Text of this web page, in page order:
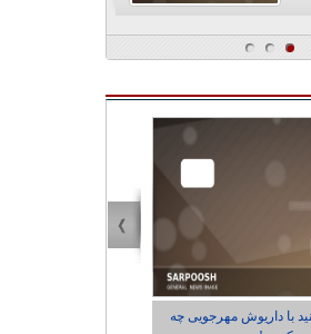
داریوش مهرجویی را